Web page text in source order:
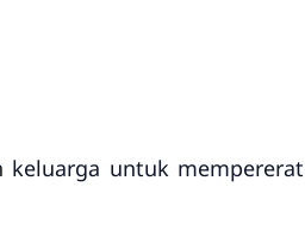
keluarga untuk mempererat